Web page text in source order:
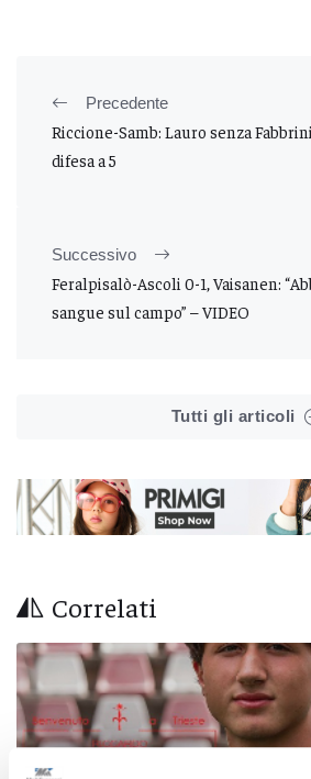
Precedente
Riccione-Samb: Lauro senza
difesa a 5
Successivo
Feralpisalò-Ascoli 0-1, Vaisanen:
sangue sul campo” – VIDEO
Tutti gli articoli
Correlati